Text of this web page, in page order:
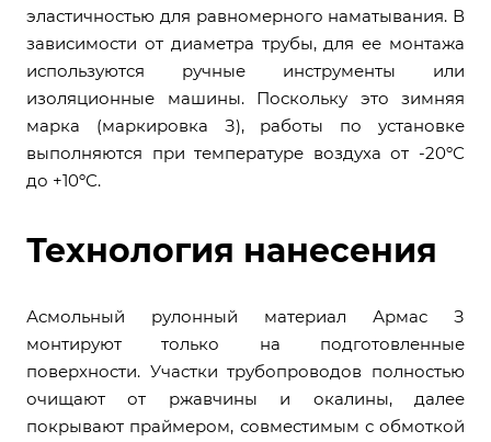
эластичностью для равномерного наматывания. В
зависимости от диаметра трубы, для ее монтажа
используются ручные инструменты или
изоляционные машины. Поскольку это зимняя
марка (маркировка З), работы по установке
выполняются при температуре воздуха от -20ºС
до +10ºС.
Технология нанесения
Асмольный рулонный материал Армас З
монтируют только на подготовленные
поверхности. Участки трубопроводов полностью
очищают от ржавчины и окалины, далее
покрывают праймером, совместимым с обмоткой